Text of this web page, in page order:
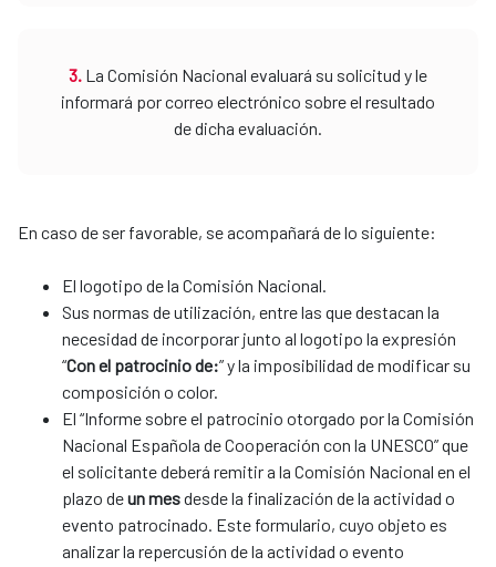
3. La Comisión Nacional evaluará su solicitud y le
informará por correo electrónico sobre el resultado
de dicha evaluación.
En caso de ser favorable, se acompañará de lo siguiente:
El logotipo de la Comisión Nacional.
Sus normas de utilización, entre las que destacan la
necesidad de incorporar junto al logotipo la expresión
“Con el patrocinio de:” y la imposibilidad de modificar su
composición o color.
El “Informe sobre el patrocinio otorgado por la Comisión
Nacional Española de Cooperación con la UNESCO” que
el solicitante deberá remitir a la Comisión Nacional en el
plazo deun mesdesde la finalización de la actividad o
evento patrocinado. Este formulario, cuyo objeto es
analizar la repercusión de la actividad o evento